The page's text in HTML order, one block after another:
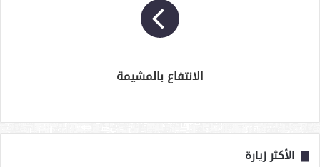
الانتفاع بالمشيمة
الأكثر زيارة